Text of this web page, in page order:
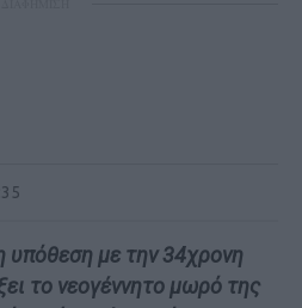
υπόθεση με την 34χρονη
το νεογέννητο μωρό της